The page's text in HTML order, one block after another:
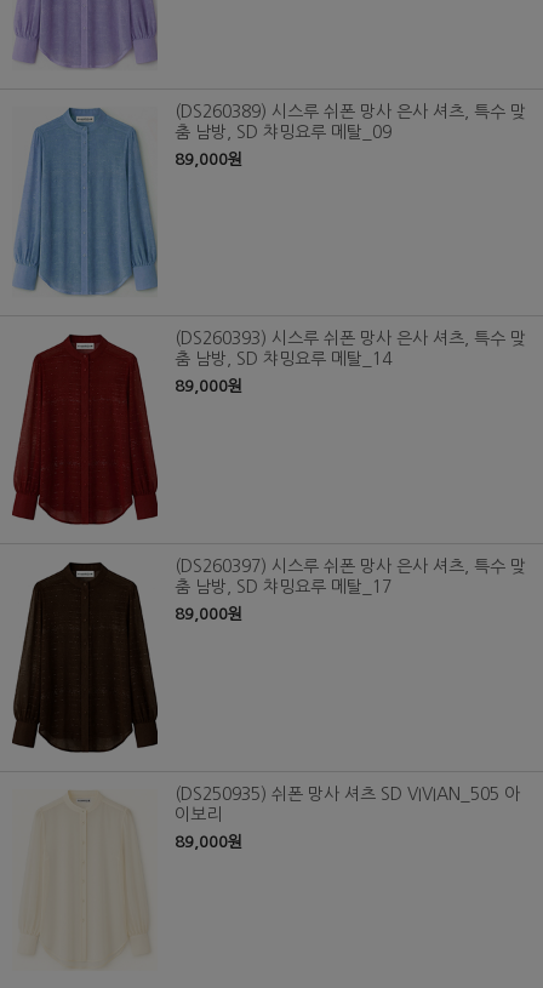
(DS260389) 시스루 쉬폰 망사 은사 셔츠, 특수 맞
춤 남방, SD 챠밍요루 메탈_09
89,000원
(DS260393) 시스루 쉬폰 망사 은사 셔츠, 특수 맞
춤 남방, SD 챠밍요루 메탈_14
89,000원
(DS260397) 시스루 쉬폰 망사 은사 셔츠, 특수 맞
춤 남방, SD 챠밍요루 메탈_17
89,000원
(DS250935) 쉬폰 망사 셔츠 SD VIVIAN_505 아
이보리
89,000원